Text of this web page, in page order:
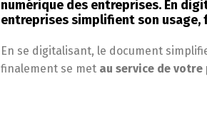
numérique des entreprises. En
entreprises simplifient son
En se digitalisant, le document
finalement se met au service de